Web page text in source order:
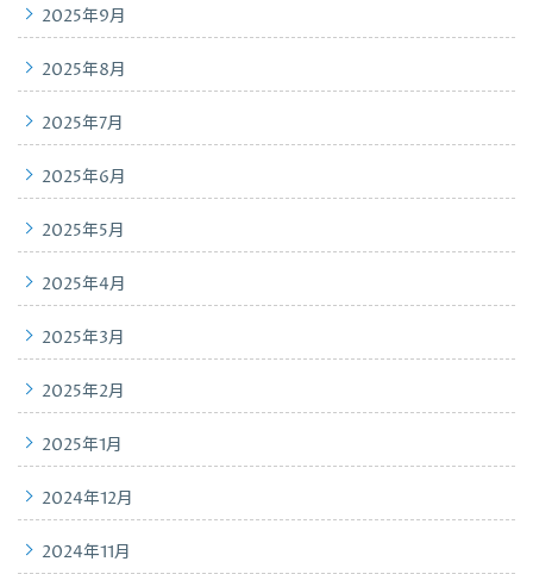
2025年9月
2025年8月
2025年7月
2025年6月
2025年5月
2025年4月
2025年3月
2025年2月
2025年1月
2024年12月
2024年11月